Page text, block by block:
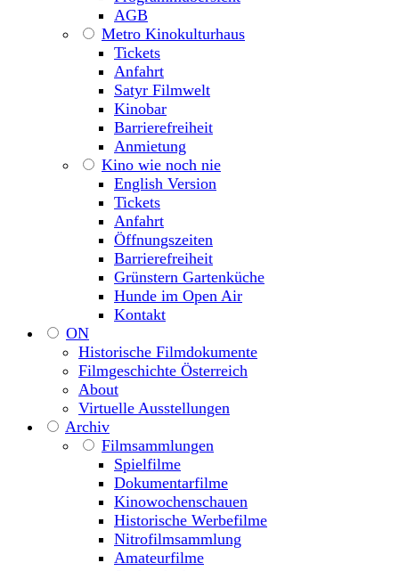
AGB
Metro Kinokulturhaus
Tickets
Anfahrt
Satyr Filmwelt
Kinobar
Barrierefreiheit
Anmietung
Kino wie noch nie
English Version
Tickets
Anfahrt
Öffnungszeiten
Barrierefreiheit
Grünstern Gartenküche
Hunde im Open Air
Kontakt
ON
Historische Filmdokumente
Filmgeschichte Österreich
About
Virtuelle Ausstellungen
Archiv
Filmsammlungen
Spielfilme
Dokumentarfilme
Kinowochenschauen
Historische Werbefilme
Nitrofilmsammlung
Amateurfilme